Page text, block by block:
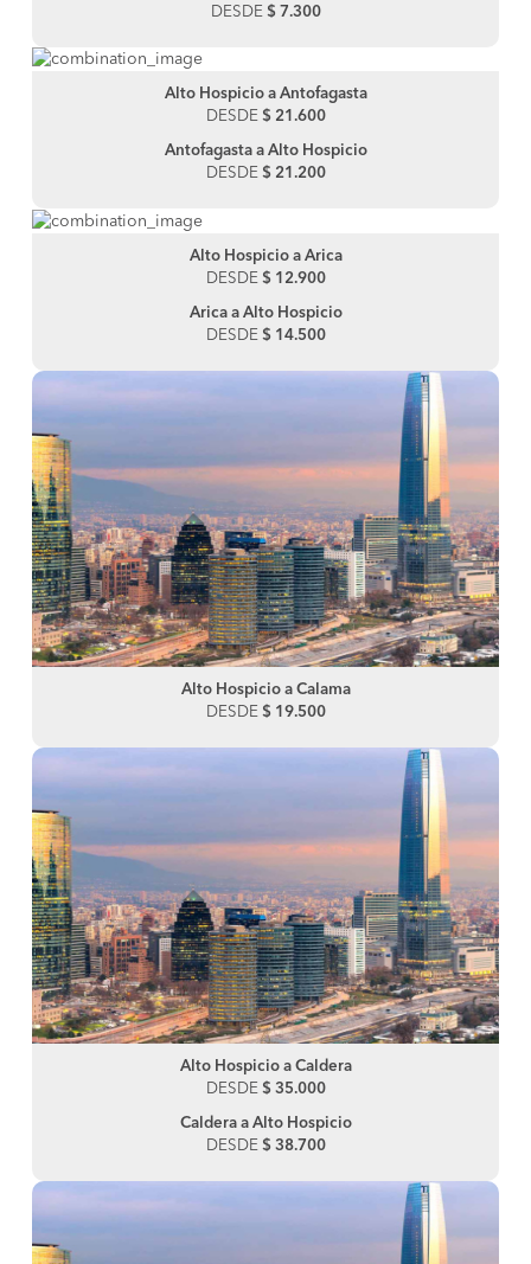
DESDE $ 7.300
Alto Hospicio a Antofagasta
DESDE $ 21.600
Antofagasta a Alto Hospicio
DESDE $ 21.200
Alto Hospicio a Arica
DESDE $ 12.900
Arica a Alto Hospicio
DESDE $ 14.500
Alto Hospicio a Calama
DESDE $ 19.500
Alto Hospicio a Caldera
DESDE $ 35.000
Caldera a Alto Hospicio
DESDE $ 38.700